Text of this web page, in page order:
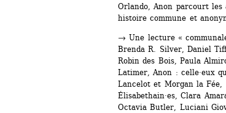
Orlando, Anon parcourt les
histoire commune et
→ Une lecture «
Brenda R. Silver, Daniel
Robin des Bois, Paula
Latimer, Anon : celle·eux
Lancelot et Morgan la Fée,
Élisabethain·es, Clara
Octavia Butler, Luciani